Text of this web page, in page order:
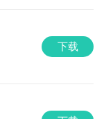
下载